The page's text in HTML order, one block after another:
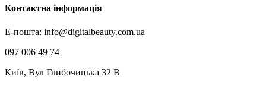
Контактна інформація
E-пошта: info@digitalbeauty.com.ua
097 006 49 74
Київ, Вул Глибочицька 32 В